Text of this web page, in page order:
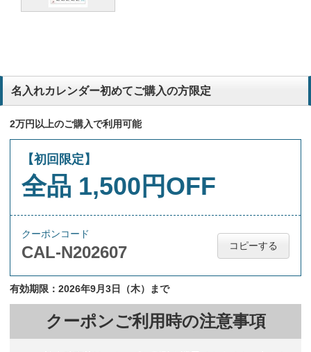
名入れカレンダー初めてご購入の方限定
2万円以上のご購入で利用可能
【初回限定】
全品 1,500円OFF
クーポンコード
CAL-N202607 コピーする
有効期限：2026年9月3日（木）まで
クーポンご利用時の注意事項